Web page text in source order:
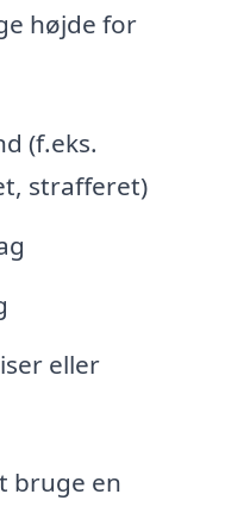
højde for
(f.eks.
strafferet)
eller
bruge en